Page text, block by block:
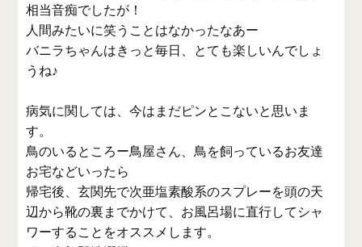
相当音痴でしたが！
人間みたいに笑うことはなかったなあー
バニラちゃんはきっと毎日、とても楽しいんでしょ
うね♪
病気に関しては、今はまだピンとこないと思いま
す。
鳥のいるところー鳥屋さん、鳥を飼っているお友達
お宅などいったら
帰宅後、玄関先で次亜塩素酸系のスプレーを頭の天
辺から靴の裏までかけて、お風呂場に直行してシャ
ワーすることをオススメします。